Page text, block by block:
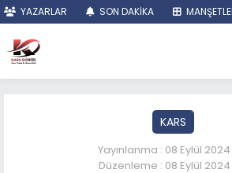
YAZARLAR SON DAKİKA
KARS
Yayınlanma : 08 Eylül 2024
Düzenleme : 08 Eylül 2024